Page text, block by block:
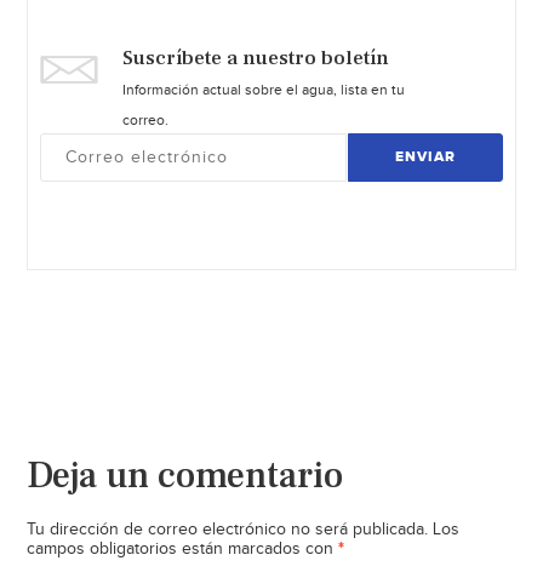
Suscríbete a nuestro boletín
Información actual sobre el agua, lista en tu
correo.
ENVIAR
Deja un comentario
Tu dirección de correo electrónico no será publicada. Los
campos obligatorios están marcados con *